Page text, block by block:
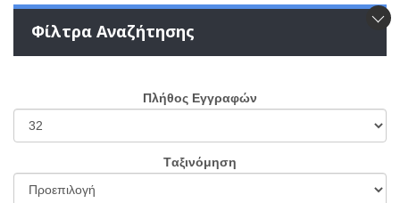
Φίλτρα Αναζήτησης
Πλήθος Εγγραφών
Tαξινόμηση